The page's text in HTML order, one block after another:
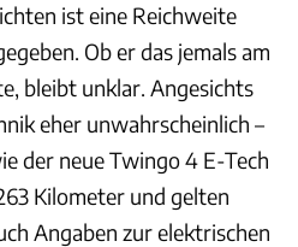
ist eine Reichweite
Ob er das jemals am
bleibt unklar. Angesichts
eher unwahrscheinlich –
der neue Twingo 4 E-Tech
Kilometer und gelten
Angaben zur elektrischen